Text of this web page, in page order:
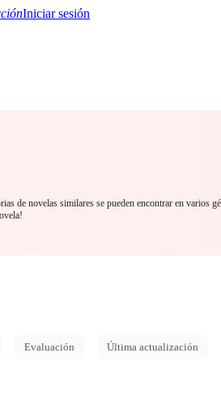
Iniciar sesión
de novelas similares se pueden encontrar en varios
Evaluación Última actualización